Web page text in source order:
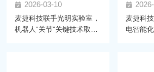
2026-03-10
麦捷科技联手光明实验室，
机器人“关节”关键技术取得
麦捷科
电智能